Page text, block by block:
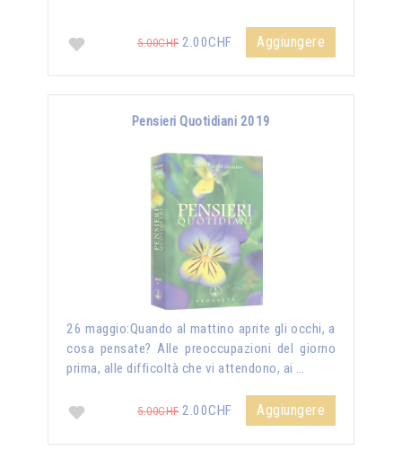
5.00CHF2.00CHF Aggiungere
Pensieri Quotidiani 2019
26 maggio:Quando al mattino aprite gli occhi, a
cosa pensate? Alle preoccupazioni del giorno
prima, alle difficoltà che vi attendono, ai …
5.00CHF2.00CHF Aggiungere